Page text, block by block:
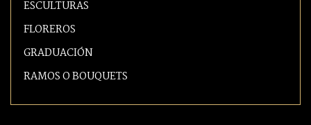
ESCULTURAS
FLOREROS
GRADUACIÓN
RAMOS O BOUQUETS